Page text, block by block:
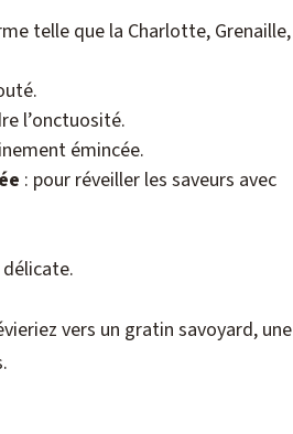
telle que la Charlotte, Grenaille,
l’onctuosité.
émincée.
: pour réveiller les saveurs avec
vers un gratin savoyard, une